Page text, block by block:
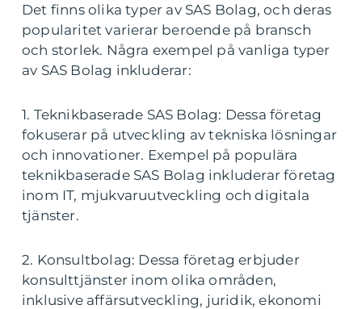
Det finns olika typer av SAS Bolag, och deras
popularitet varierar beroende på bransch
och storlek. Några exempel på vanliga typer
av SAS Bolag inkluderar:
1. Teknikbaserade SAS Bolag: Dessa företag
fokuserar på utveckling av tekniska lösningar
och innovationer. Exempel på populära
teknikbaserade SAS Bolag inkluderar företag
inom IT, mjukvaruutveckling och digitala
tjänster.
2. Konsultbolag: Dessa företag erbjuder
konsulttjänster inom olika områden,
inklusive affärsutveckling, juridik, ekonomi